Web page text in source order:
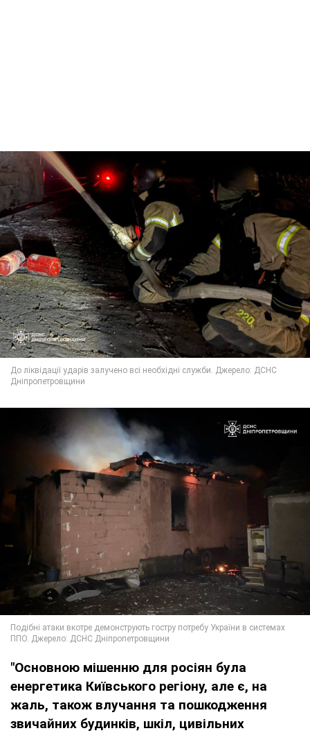
"Основною мішенню для росіян була
енергетика Київського регіону, але є, на
жаль, також влучання та пошкодження
звичайних будинків, шкіл, цивільних